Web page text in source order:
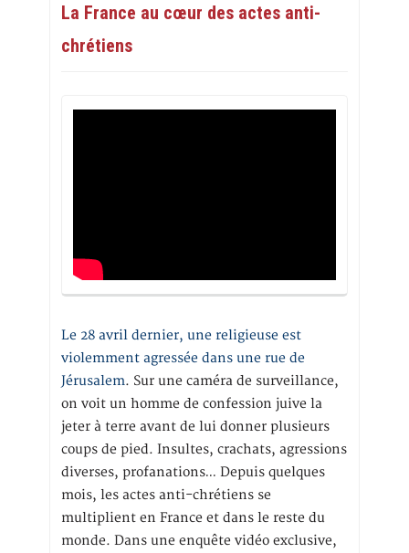
La France au cœur des actes anti-
chrétiens
Le 28 avril dernier, une religieuse est
violemment agressée dans une rue de
Jérusalem. Sur une caméra de surveillance,
on voit un homme de confession juive la
jeter à terre avant de lui donner plusieurs
coups de pied. Insultes, crachats, agressions
diverses, profanations… Depuis quelques
mois, les actes anti-chrétiens se
multiplient en France et dans le reste du
monde. Dans une enquête vidéo exclusive,